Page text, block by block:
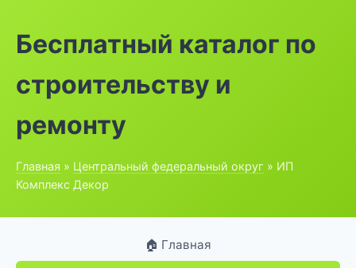
Бесплатный каталог по
строительству и
ремонту
Главная » Центральный федеральный округ » ИП
Комплекс Декор
🏠 Главная